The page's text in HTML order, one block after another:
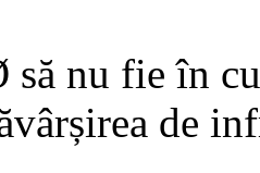
să nu fie în
de